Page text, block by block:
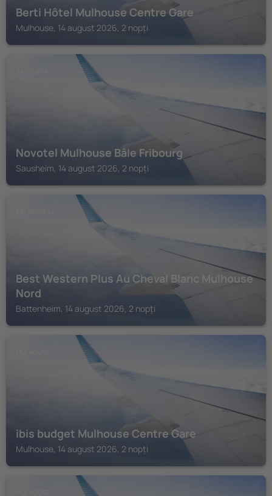
Berti Hôtel Mulhouse Centre Gare
Mulhouse, 14 august 2026, 2 nopți
Novotel Mulhouse Bâle Fribourg
Sausheim, 14 august 2026, 2 nopți
Best Western Plus Au Cheval Blanc Mulhouse
Nord
Battenheim, 14 august 2026, 2 nopți
ibis budget Mulhouse Centre Gare
Mulhouse, 14 august 2026, 2 nopți